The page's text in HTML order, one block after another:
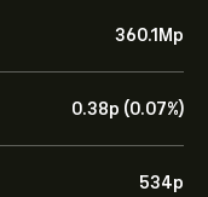
360.1M‎p‎
0.38‎p‎ (0.07%)
534‎p‎